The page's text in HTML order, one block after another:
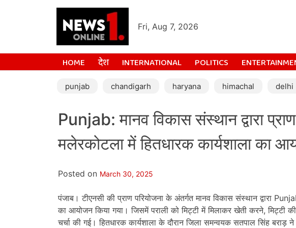
Fri, Aug 7, 2026
HOME देश INTERNATIONAL POLITICS
punjab chandigarh haryana himachal delhi
Punjab: मानव विकास संस्थान द्वारा
मलेरकोटला में हितधारक कार्यशाला का
Posted on March 30, 2025
पंजाब। टीएनसी की प्राण परियोजना के अंतर्गत मानव विकास संस्थान द्वारा
का आयोजन किया गया। जिसमें पराली को मिट्टी में मिलाकर खेती करने, मिट्टी
चर्चा की गई। हितधारक कार्यशाला के दौरान जिला समन्वयक सतपाल सिंह बराड़